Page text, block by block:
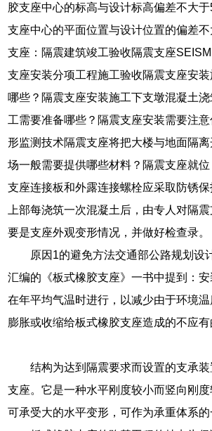
胶支座中心的标高与设计标高偏差不大
支座中心的平面位置与设计位置的偏差
支座：隔震建筑竣工验收隔震支座
支座安装分项工程施工验收隔震支座安
哪些？隔震支座安装施工下支墩混凝土
工需要准备哪些？隔震支座安装需要注
形监测技术隔震支座将把大楼与地面隔
场一般需要提供哪些材料？隔震支座就
支座连接板和外露连接螺栓应采取防锈
上部每浇筑一次混凝土后，由专人对隔
要是支座外观变形情况，并做好检查录。
原因1的避免方法交通部公路规划设
汇编的《板式橡胶支座》一书中提到：
在年平均气温时进行，以减少由于环境
膨胀或收缩给板式橡胶支座造成的不应有
结构为达到隔震要求而设置的支承
支座。它是一种水平刚度较小而竖向刚度
可承受大的水平变形，可作为承重体系的